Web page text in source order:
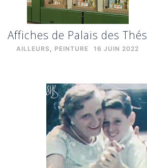
Affiches de Palais des Thés
AILLEURS , PEINTURE 16 JUIN 2022